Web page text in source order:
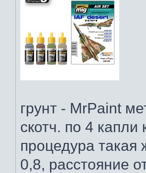
грунт - MrPaint
скотч. по 4 капли
процедура
0,8, расстояние